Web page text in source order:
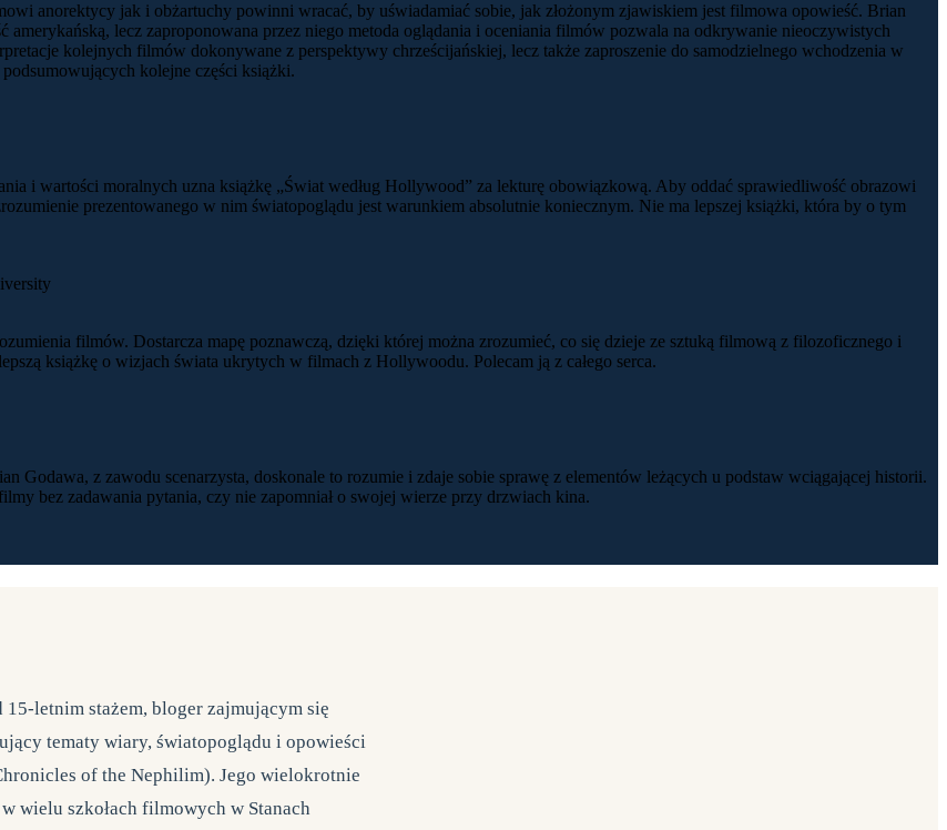
anorektycy jak i obżartuchy powinni wracać, by uświadamiać sobie, jak złożonym zjawiskiem jest filmowa opowieść. Brian
lecz zaproponowana przez niego metoda oglądania i oceniania filmów pozwala na odkrywanie nieoczywistych
kolejnych filmów dokonywane z perspektywy chrześcijańskiej, lecz także zaproszenie do samodzielnego wchodzenia w
kolejne części książki.
i wartości moralnych uzna książkę „Świat według Hollywood” za lekturę obowiązkową. Aby oddać sprawiedliwość obrazowi
prezentowanego w nim światopoglądu jest warunkiem absolutnie koniecznym. Nie ma lepszej książki, która by o tym
filmów. Dostarcza mapę poznawczą, dzięki której można zrozumieć, co się dzieje ze sztuką filmową z filozoficznego i
książkę o wizjach świata ukrytych w filmach z Hollywoodu. Polecam ją z całego serca.
Godawa, z zawodu scenarzysta, doskonale to rozumie i zdaje sobie sprawę z elementów leżących u podstaw wciągającej historii.
bez zadawania pytania, czy nie zapomniał o swojej wierze przy drzwiach kina.
letnim stażem, bloger zajmującym się
tematy wiary, światopoglądu i opowieści
of the Nephilim). Jego wielokrotnie
wielu szkołach filmowych w Stanach